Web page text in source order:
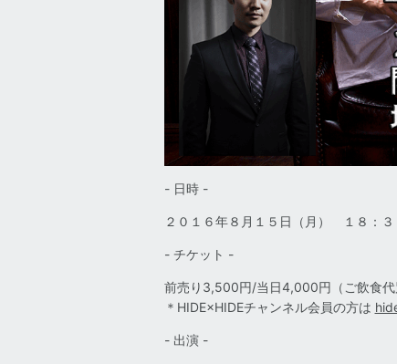
- 日時 -
２０１６年８月１５日（月） １８：
- チケット -
前売り3,500円/当日4,000円 （ご飲食代
＊HIDE×HIDEチャンネル会員の方は
- 出演 -